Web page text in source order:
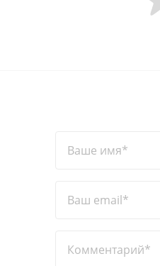
Ваше имя*
Ваш email*
Комментарий*